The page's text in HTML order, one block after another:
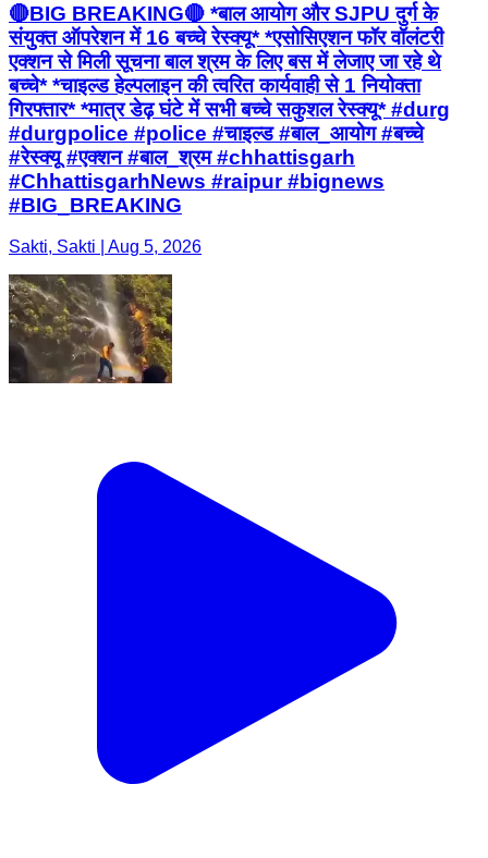
🔴BIG BREAKING🔴 *बाल आयोग और SJPU दुर्ग के
संयुक्त ऑपरेशन में 16 बच्चे रेस्क्यू* *एसोसिएशन फॉर वॉलंटरी
एक्शन से मिली सूचना बाल श्रम के लिए बस में लेजाए जा रहे थे
बच्चे* *चाइल्ड हेल्पलाइन की त्वरित कार्यवाही से 1 नियोक्ता
गिरफ्तार* *मात्र डेढ़ घंटे में सभी बच्चे सकुशल रेस्क्यू* #durg
#durgpolice #police #चाइल्ड #बाल_आयोग #बच्चे
#रेस्क्यू #एक्शन #बाल_श्रम #chhattisgarh
#ChhattisgarhNews #raipur #bignews
#BIG_BREAKING
Sakti, Sakti | Aug 5, 2026